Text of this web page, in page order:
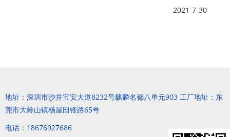
2021-7-30
地址：深圳市沙井宝安大道8232号麒麟名都八单元903 工厂地址：东
莞市大岭山镇杨屋田锋路65号
电话：18676927686